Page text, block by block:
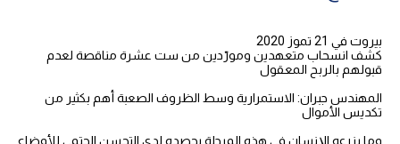
بيروت في 21 تموز 2020
كشف انسحاب متعهدين ومورّدين من ست عشرة مناقصة لعدم
قبولهم بالربح المعقول
المهندس جبران: الاستمرارية وسط الظروف الصعبة أهم بكثير من
تكديس الأموال
وما يزرعه الإنسان في هذه المرحلة يحصده لدى التحسن الحتمي للأوضاع